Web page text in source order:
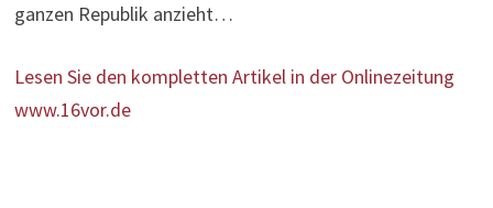
ganzen Republik anzieht…
Lesen Sie den kompletten Artikel in der Onlinezeitung
www.16vor.de